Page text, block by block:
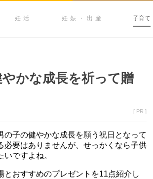
妊活 妊娠・出産 子育て
かな成長を祈って贈
[ PR ]
子の健やかな成長を願う祝日となって
要はありませんが、せっかくなら子供
ですよね。
おすすめのプレゼントを11点紹介し